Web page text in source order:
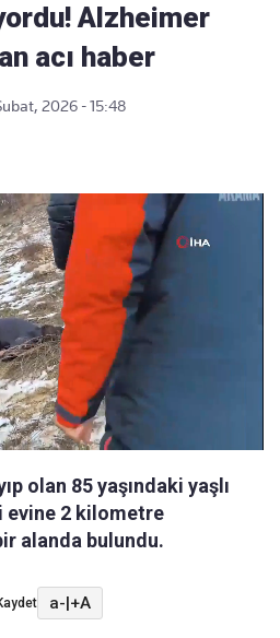
Alzheimer
acı haber
2026 - 15:48
olan 85 yaşındaki yaşlı
evine 2 kilometre
alanda bulundu.
a-|+A